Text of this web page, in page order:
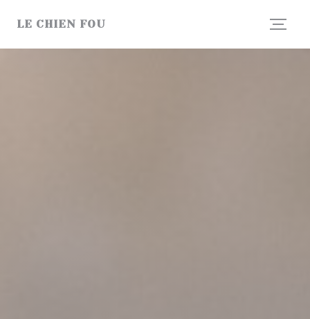
LE CHIEN FOU